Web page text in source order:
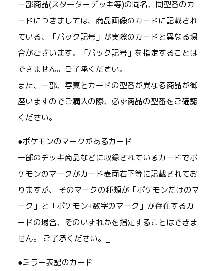
一部商品(スターターデッキ等)の同名、同型番のカ
ードにつきましては、商品画像のカードに記載され
ている、「パック記号」が実際のカードと異なる場
合がございます。「パック記号」を指定することは
できません。ご了承ください。
また、一部、写真とカードの型番が異なる商品が御
座いますのでご購入の際、必ず商品の型番をご確認
ください。
●ポケモンのマークがあるカード
一部のデッキ商品などに収録されているカードでポ
ケモンのマークがカード表面右下等に記載されてお
りますが、 そのマークの種類が「ポケモンだけのマ
ーク」と「ポケモン+数字のマーク」が存在するカ
ードの場合、そのいずれかを指定することはできま
せん。 ご了承ください。_
●ミラー表記のカード